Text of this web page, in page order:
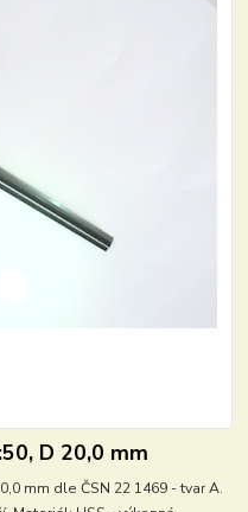
D 20,0 mm
mm dle ČSN 22 1469 - tvar A.